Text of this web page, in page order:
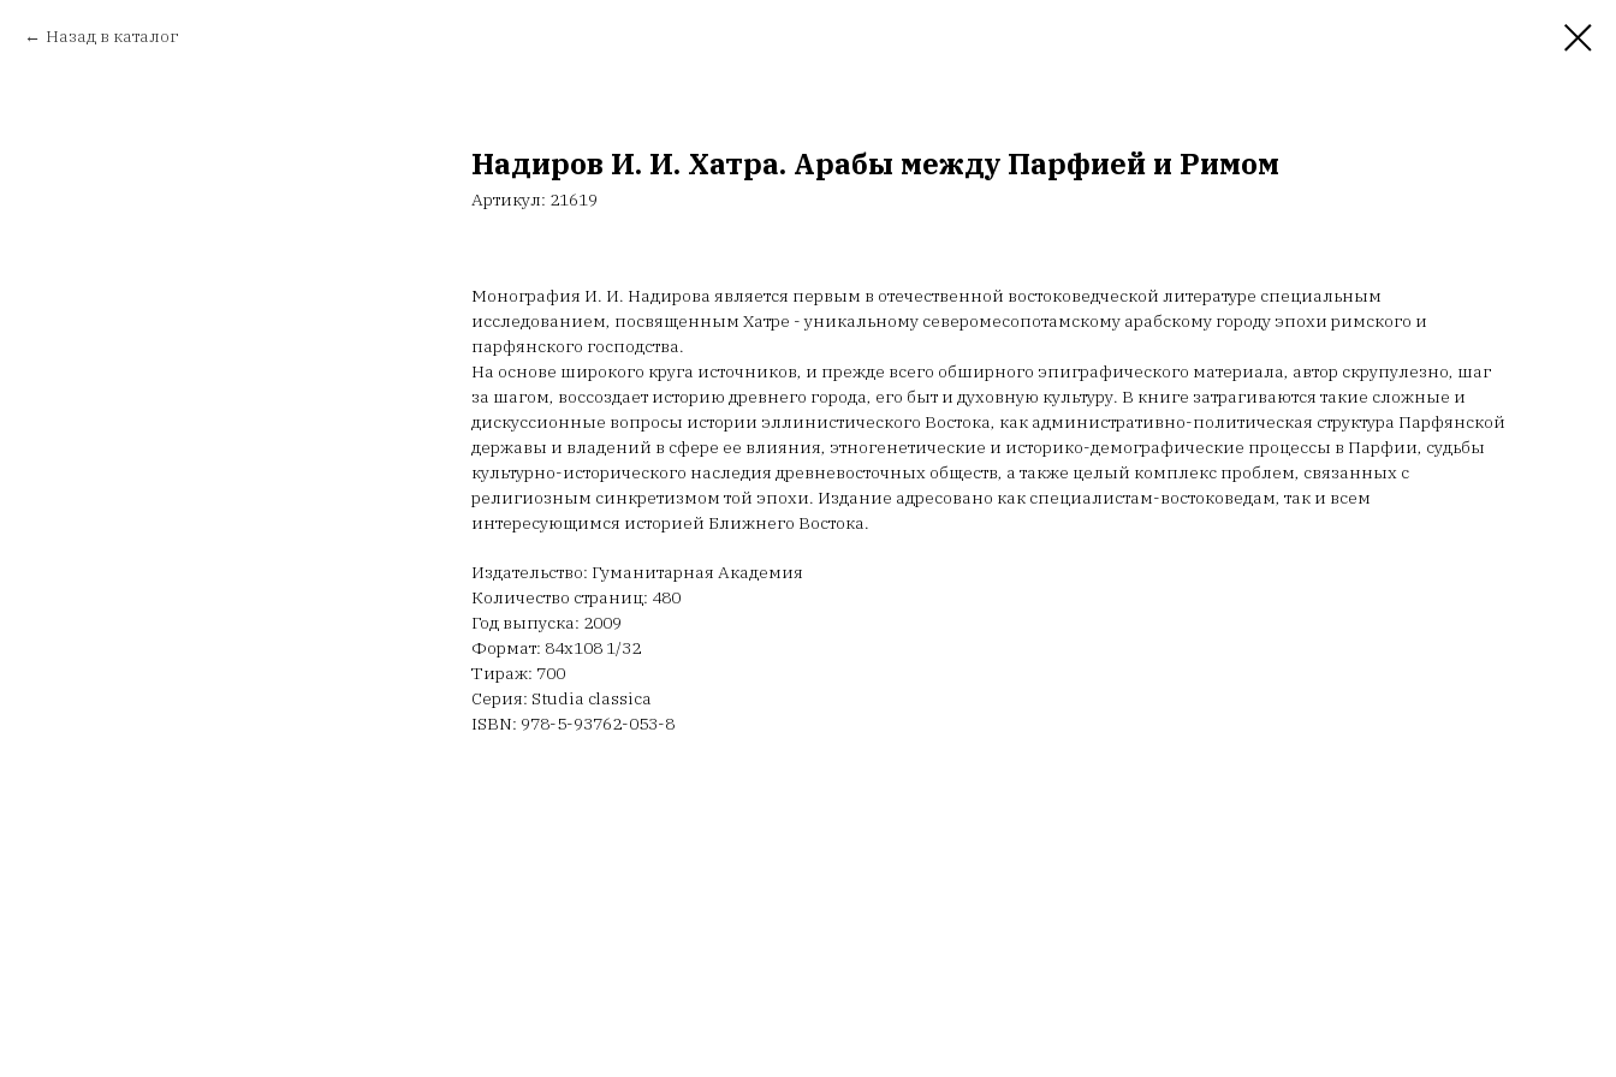
Назад в каталог
Надиров И. И. Хатра. Арабы между Парфией и Римом
Артикул: 21619
Монография И. И. Надирова является первым в отечественной востоковедческой литературе специальным
исследованием, посвященным Хатре - уникальному северомесопотамскому арабскому городу эпохи римского и
парфянского господства.
На основе широкого круга источников, и прежде всего обширного эпиграфического материала, автор скрупулезно, шаг
за шагом, воссоздает историю древнего города, его быт и духовную культуру. В книге затрагиваются такие сложные и
дискуссионные вопросы истории эллинистического Востока, как административно-политическая структура Парфянской
державы и владений в сфере ее влияния, этногенетические и историко-демографические процессы в Парфии, судьбы
культурно-исторического наследия древневосточных обществ, а также целый комплекс проблем, связанных с
религиозным синкретизмом той эпохи. Издание адресовано как специалистам-востоковедам, так и всем
интересующимся историей Ближнего Востока.
Издательство: Гуманитарная Академия
Количество страниц: 480
Год выпуска: 2009
Формат: 84х108 1/32
Тираж: 700
Серия: Studia classica
ISBN: 978-5-93762-053-8